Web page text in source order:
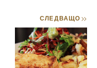
СЛЕДВАЩО>>